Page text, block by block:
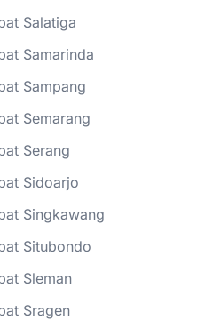
Salatiga
Samarinda
Sampang
Semarang
Serang
Sidoarjo
Singkawang
Situbondo
Sleman
Sragen